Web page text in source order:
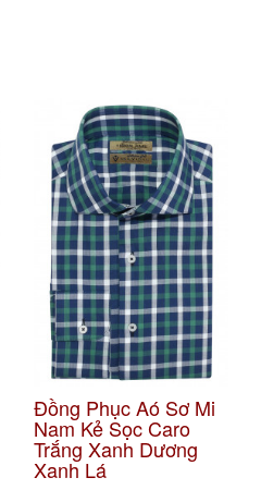
Đồng Phục Aó Sơ Mi
Nam Kẻ Sọc Caro
Trắng Xanh Dương
Xanh Lá